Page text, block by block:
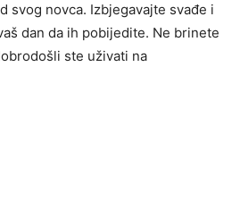
svog novca. Izbjegavajte svađe i
dan da ih pobijedite. Ne brinete
ste uživati ​​na